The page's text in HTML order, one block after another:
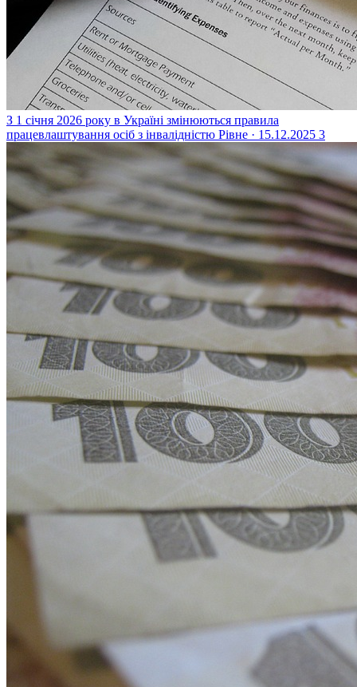
З 1 січня 2026 року в Україні змінюються правила
працевлаштування осіб з інвалідністю Рівне · 15.12.2025 3